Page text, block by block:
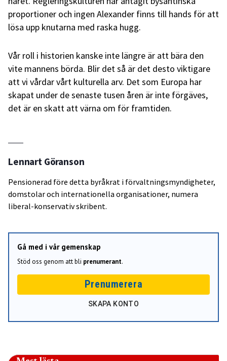
proportioner och ingen Alexander finns till hands för att
lösa upp knutarna med raska hugg.
Vår roll i historien kanske inte längre är att bära den
vite mannens börda. Blir det så är det desto viktigare
att vi vårdar vårt kulturella arv. Det som Europa har
skapat under de senaste tusen åren är inte förgäves,
det är en skatt att värna om för framtiden.
Lennart Göranson
Pensionerad före detta byråkrat i förvaltningsmyndigheter,
domstolar och internationella organisationer, numera
liberal-konservativ skribent.
Gå med i vår gemenskap
Stöd oss genom att bli prenumerant.
Prenumerera
SKAPA KONTO